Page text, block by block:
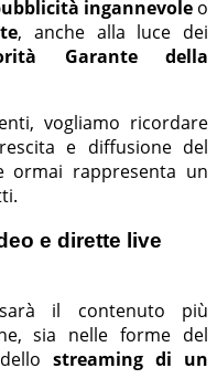
ingannevole o
, anche alla luce dei
Garante della
vogliamo ricordare
e diffusione del
ormai rappresenta un
e dirette live
il contenuto più
sia nelle forme del
streaming di un